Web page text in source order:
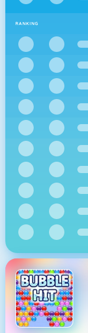
RANKING